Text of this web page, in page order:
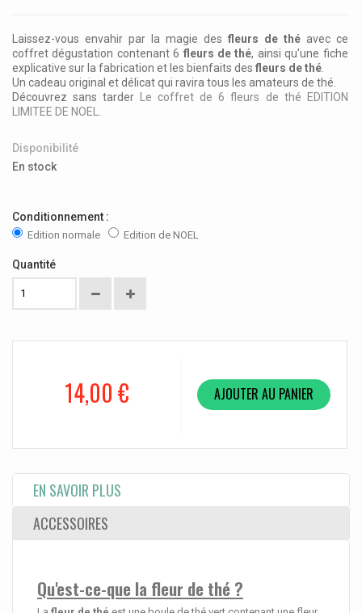
Laissez-vous envahir par la magie des fleurs de théavec ce
coffret dégustation contenant 6 fleurs de thé, ainsi qu'une fiche
explicative sur la fabrication et les bienfaits des fleurs de thé
Un cadeau original et délicat qui ravira tous les amateurs de thé.
Découvrez sans tarder
Le coffret de 6 fleurs de thé EDITION
LIMITEE DE NOEL
Disponibilité
En stock
Conditionnement :
Edition normale Edition de NOEL
Quantité
14,00 € AJOUTER AU PANIER
EN SAVOIR PLUS
ACCESSOIRES
Qu'est-ce-que la fleur de thé ?